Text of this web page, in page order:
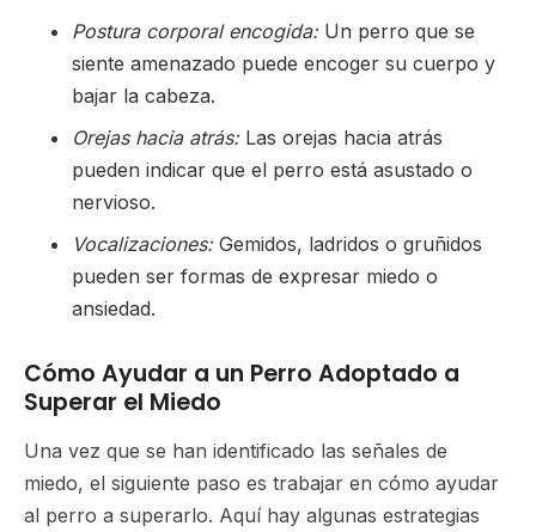
Postura corporal encogida:Un perro que se
siente amenazado puede encoger su cuerpo y
bajar la cabeza.
Orejas hacia atrás:Las orejas hacia atrás
pueden indicar que el perro está asustado o
nervioso.
Vocalizaciones:Gemidos, ladridos o gruñidos
pueden ser formas de expresar miedo o
ansiedad.
Cómo Ayudar a un Perro Adoptado a
Superar el Miedo
Una vez que se han identificado las señales de
miedo, el siguiente paso es trabajar en cómo ayudar
al perro a superarlo. Aquí hay algunas estrategias